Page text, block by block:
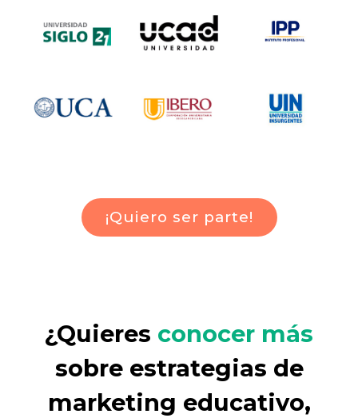
¡Quiero ser parte!
¿Quieres conocer más
sobre estrategias de
marketing educativo,